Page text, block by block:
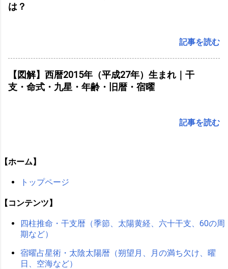
は？
記事を読む
【図解】西暦2015年（平成27年）生まれ｜干
支・命式・九星・年齢・旧暦・宿曜
記事を読む
【ホーム】
トップページ
【コンテンツ】
四柱推命・干支暦（季節、太陽黄経、六十干支、60の周
期など）
宿曜占星術・太陰太陽暦（朔望月、月の満ち欠け、曜
日、空海など）